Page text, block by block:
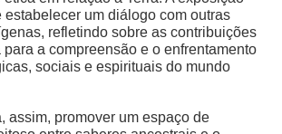
estabelecer um diálogo com outras
refletindo sobre as contribuições
a compreensão e o enfrentamento
sociais e espirituais do mundo
assim, promover um espaço de